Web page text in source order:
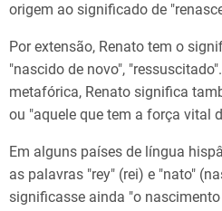
origem ao significado de
Por extensão, Renato tem o
"nascido de novo",
metafórica, Renato significa
ou "aquele que tem a força vital
Em alguns países de língua
as palavras "rey" (rei) e "nato"
significasse ainda "o nascimento